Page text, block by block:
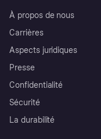
À propos de nous
Carrières
Aspects juridiques
Presse
Confidentialité
Sécurité
La durabilité